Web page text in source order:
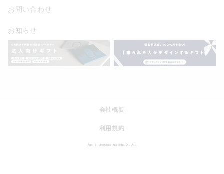
お問い合わせ
お知らせ
会社概要
利用規約
個人情報保護方針